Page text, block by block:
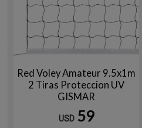
Red Voley Amateur 9.5x1m
2 Tiras Proteccion UV
GISMAR
USD 59